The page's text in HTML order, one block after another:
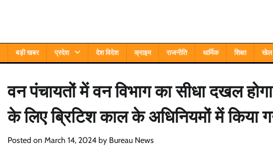
बड़ी खबर प्रदेश देश विदेश क्राइम राजनीति धार्मिक शिक्षा खेल
वन पंचायतों में वन विभाग का सीधा दखल
के लिए ब्रिटिश काल के अधिनियमों में किया
Posted on March 14, 2024 by Bureau News